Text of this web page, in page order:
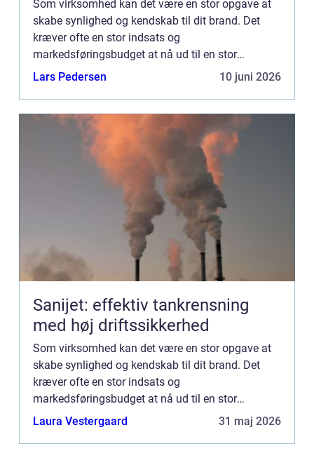
Som virksomhed kan det være en stor opgave at
skabe synlighed og kendskab til dit brand. Det
kræver ofte en stor indsats og
markedsføringsbudget at nå ud til en stor
målgruppe. Men med en simpel og effektiv løsni...
Lars Pedersen 10 juni 2026
Sanijet: effektiv tankrensning
med høj driftssikkerhed
Som virksomhed kan det være en stor opgave at
skabe synlighed og kendskab til dit brand. Det
kræver ofte en stor indsats og
markedsføringsbudget at nå ud til en stor
målgruppe. Men med en simpel og effektiv løsni...
Laura Vestergaard 31 maj 2026